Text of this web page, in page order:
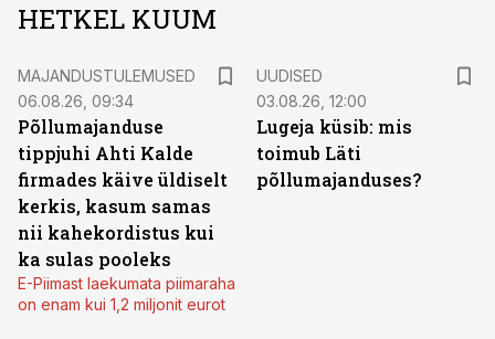
HETKEL KUUM
MAJANDUSTULEMUSED
06.08.26, 09:34
Põllumajanduse
tippjuhi Ahti Kalde
firmades käive üldiselt
kerkis, kasum samas
nii kahekordistus kui
ka sulas pooleks
E-Piimast laekumata piimaraha
on enam kui 1,2 miljonit eurot
UUDISED
03.08.26, 12:00
Lugeja küsib: mis
toimub Läti
põllumajanduses?